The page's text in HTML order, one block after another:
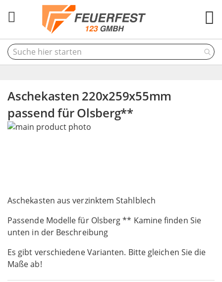
Aschekasten 220x259x55mm
passend für Olsberg**
Aschekasten aus verzinktem Stahlblech
Passende Modelle für Olsberg ** Kamine finden Sie
unten in der Beschreibung
Es gibt verschiedene Varianten. Bitte gleichen Sie die
Maße ab!
Skip
gallery
to
beginning
of
images
gallery